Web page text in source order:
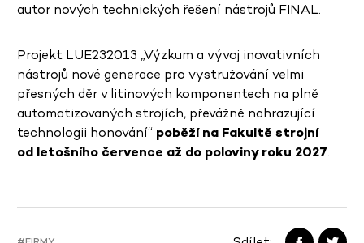
autor nových technických řešení nástrojů FINAL.
Projekt LUE232013 „Výzkum a vývoj inovativních
nástrojů nové generace pro vystružování velmi
přesných děr v litinových komponentech na plně
automatizovaných strojích, převážně nahrazující
technologii honování“ poběží na Fakultě strojní
od letošního července až do poloviny roku 2027.